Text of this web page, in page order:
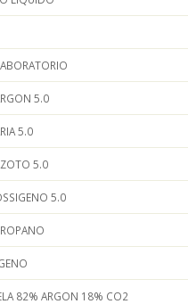
5.0
5.0
5.0
5.0
82% ARGON 18% CO2